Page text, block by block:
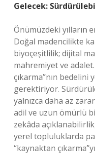
Gelecek:
Önümüzdeki yılların
Doğal madencilikte
biyoçeşitlilik; dijital
mahremiyet ve
çıkarma”nın bedelini
gerektiriyor.
yalnızca daha az
adil ve uzun ömürlü
zekâda
yerel topluluklarda
“kaynaktan